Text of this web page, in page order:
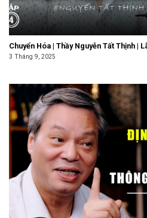
Chuyển Hóa | Thầy Nguyễn Tất Thịnh |
3 Tháng 9, 2025